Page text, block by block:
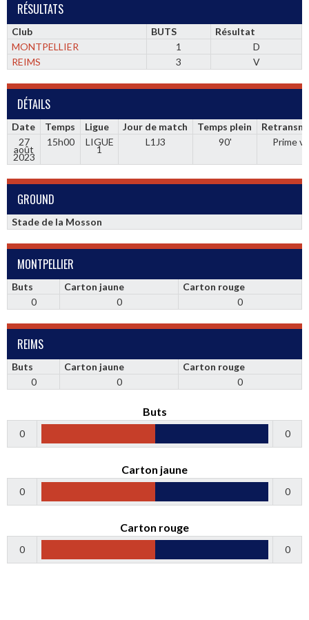
RÉSULTATS
Club BUTS
Résultat
MONTPELLIER
1
D
REIMS
3 V
DÉTAILS
Date Temps Ligue Jour de match Temps plein
27
août
2023
15h00 LIGUE
1
L1J3 90' Prime
GROUND
Stade de la Mosson
MONTPELLIER
Buts Carton jaune
Carton rouge
0
0 0
REIMS
Buts Carton jaune
Carton rouge
0
0 0
Buts
0 0
Carton jaune
0 0
Carton rouge
0 0